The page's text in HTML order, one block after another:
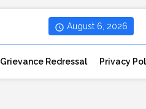
August 6, 2026
Grievance Redressal Privacy